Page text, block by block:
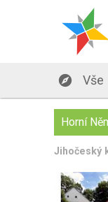
 Vše
Horní
Jihočeský